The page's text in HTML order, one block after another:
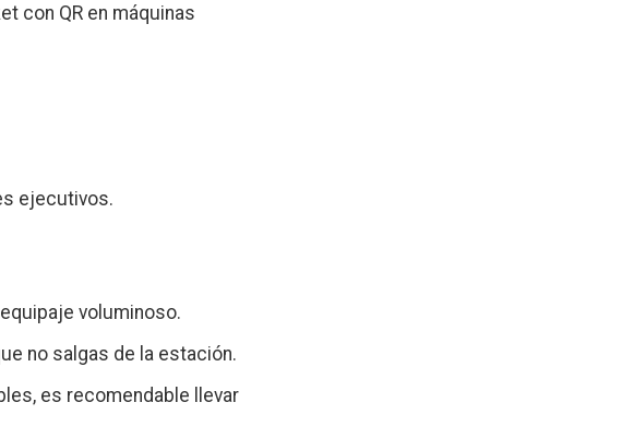
con QR en máquinas
ejecutivos.
voluminoso.
no salgas de la estación.
es recomendable llevar